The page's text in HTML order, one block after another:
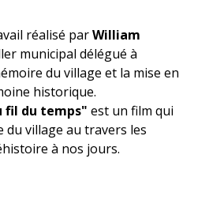
réalisé parWilliam
municipal délégué à
du village et la mise en
historique.
fil du temps" est un film qui
village au travers les
à nos jours.